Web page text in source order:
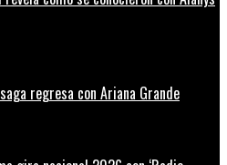
saga regresa con Ariana Grande